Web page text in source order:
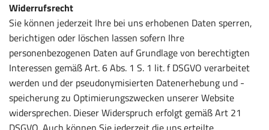
Widerrufsrecht
Sie können jederzeit Ihre bei uns erhobenen Daten sperren,
berichtigen oder löschen lassen sofern Ihre
personenbezogenen Daten auf Grundlage von berechtigten
Interessen gemäß Art. 6 Abs. 1 S. 1 lit. f DSGVO verarbeitet
werden und der pseudonymisierten Datenerhebung und -
speicherung zu Optimierungszwecken unserer Website
widersprechen. Dieser Widerspruch erfolgt gemäß Art 21